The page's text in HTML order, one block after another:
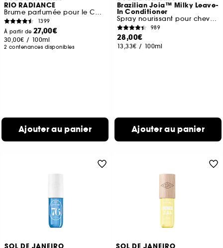
RIO RADIANCE
Brume parfumée pour le Corps et les cheveux
1399
À partir de 27,00€
30,00€ / 100ml
2 contenances disponibles
Ajouter au panier
Brazilian Joia™ Milky Leave-
In Conditioner
Spray nourissant pour cheveux
989
28,00€
13,33€ / 100ml
Ajouter au panier